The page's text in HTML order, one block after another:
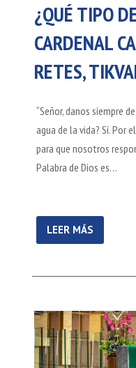
¿QUÉ TIPO
CARDENAL
RETES,
“Señor, danos siempre
agua de la vida? Sí. Por
para que nosotros
Palabra de Dios es…
LEER MÁS